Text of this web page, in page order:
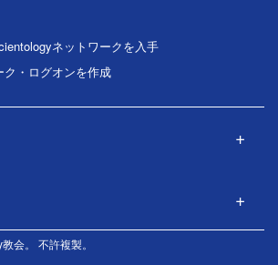
ネットワークを入手
・ログオンを作成
会。 不許複製。